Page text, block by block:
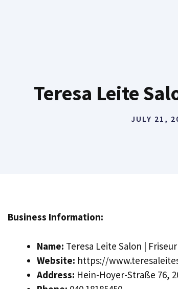
Teresa Leite
JULY 21,
Business Information:
Name: Teresa Leite Salon |
Website: https://
Address: Hein-Hoyer-Straße 76,